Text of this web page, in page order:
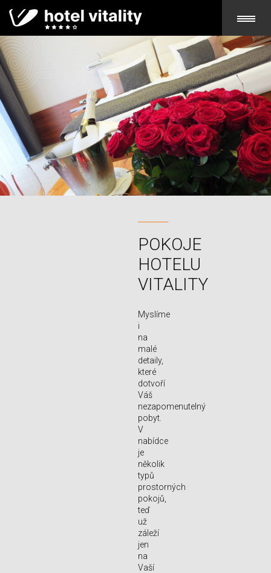
POKOJE
HOTELU
VITALITY
Myslíme
i
na
malé
detaily,
které
dotvoří
Váš
nezapomenutelný
pobyt.
V
nabídce
je
několik
typů
prostorných
pokojů,
teď
už
záleží
jen
na
Vaší